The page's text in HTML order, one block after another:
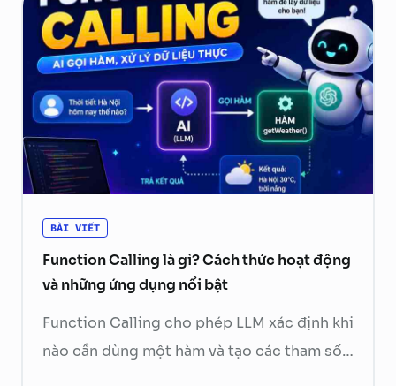
BÀI VIẾT
Function Calling là gì? Cách thức hoạt động
và những ứng dụng nổi bật
Function Calling cho phép LLM xác định khi
nào cần dùng một hàm và tạo các tham số